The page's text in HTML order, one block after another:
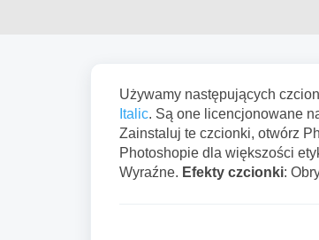
Używamy następujących
Italic. Są one licencjonowane
Zainstaluj te czcionki, otwórz
Photoshopie dla większości
Wyraźne. Efekty czcionki: